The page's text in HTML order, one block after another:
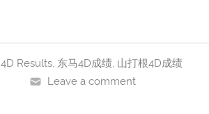
4D Results, 东马4D成绩, 山打根4D成绩
Leave a comment